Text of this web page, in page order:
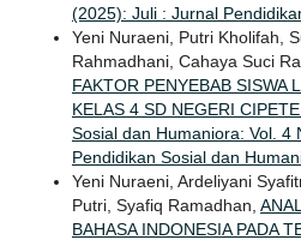
(2025): Juli : Jurnal
Yeni Nuraeni, Putri Kholifah,
Rahmadhani, Cahaya Suci
FAKTOR PENYEBAB SISWA
KELAS 4 SD NEGERI
Sosial dan Humaniora: Vol. 4
Pendidikan Sosial dan
Yeni Nuraeni, Ardeliyani
Putri, Syafiq Ramadhan,
BAHASA INDONESIA PADA